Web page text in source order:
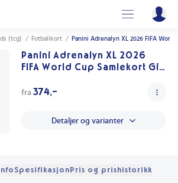
(tcg) / Fotballkort / Panini Adrenalyn XL 2026 FIFA
Panini Adrenalyn XL 2026
FIFA World Cup Samlekort Gift
fra 374,-
Detaljer og varianter
SpesifikasjonPris og prishistorikk